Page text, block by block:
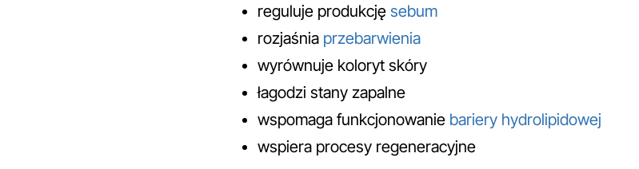
reguluje produkcję sebum
rozjaśnia przebarwienia
wyrównuje koloryt skóry
łagodzi stany zapalne
wspomaga funkcjonowanie bariery hydrolipidowej
wspiera procesy regeneracyjne